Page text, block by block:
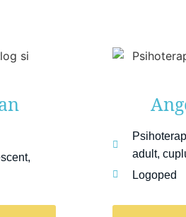
adult,
Logoped